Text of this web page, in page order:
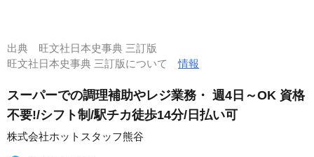
出典 旺文社日本史事典 三訂版
旺文社日本史事典 三訂版について情報
スーパーでの調理補助やレジ業務・ 週4日～OK 資格
不要!/シフト制/駅チカ徒歩14分/日払い可
株式会社ホットスタッフ熊谷